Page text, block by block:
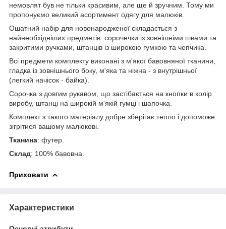
немовлят був не тільки красивим, але ще й зручним. Тому ми
пропонуємо великий асортимент одягу для малюків.
Ошатний набір для новонародженої складається з
найнеобхідніших предметів: сорочечки із зовнішніми швами та
закритими ручками, штанців із широкою гумкою та чепчика.
Всі предмети комплекту виконані з м'якої бавовняної тканини,
гладка із зовнішнього боку, м'яка та ніжна - з внутрішньої
(легкий начісок - байка).
Сорочка з довгим рукавом, що застібається на кнопки в колір
виробу, штанці на широкій м'якій гумці і шапочка.
Комплект з такого матеріалу добре зберігає тепло і допоможе
зігрітися вашому малюкові.
Тканина: футер.
Склад: 100% бавовна.
Приховати
Характеристики